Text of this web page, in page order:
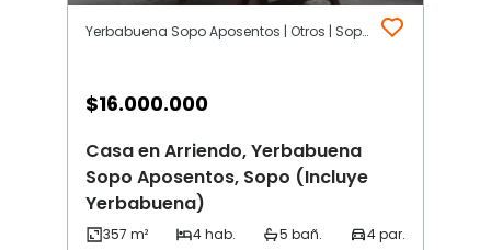
Yerbabuena Sopo Aposentos | Otros | Sopo (Incluye Yerbabuena)
$16.000.000
Casa en Arriendo, Yerbabuena
Sopo Aposentos, Sopo (Incluye
Yerbabuena)